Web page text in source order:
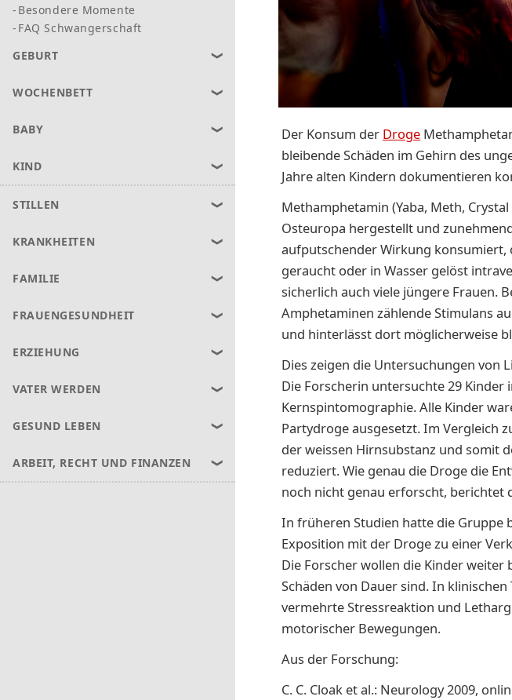
Besondere Momente
FAQ Schwangerschaft
GEBURT
WOCHENBETT
BABY
KIND
STILLEN
KRANKHEITEN
FAMILIE
FRAUENGESUNDHEIT
ERZIEHUNG
VATER WERDEN
GESUND LEBEN
ARBEIT, RECHT UND FINANZEN
Der Konsum der Droge
bleibende Schäden im Gehirn des
Jahre alten Kindern dokumentieren
Methamphetamin (Yaba, Meth,
Osteuropa hergestellt und
aufputschender Wirkung konsumiert,
geraucht oder in Wasser gelöst
sicherlich auch viele jüngere Frauen.
Amphetaminen zählende Stimulans
und hinterlässt dort möglicherweise
Dies zeigen die Untersuchungen von
Die Forscherin untersuchte 29 Kinder
Kernspintomographie. Alle Kinder
Partydroge ausgesetzt. Im Vergleich
der weissen Hirnsubstanz und somit
reduziert. Wie genau die Droge die
noch nicht genau erforscht, berichtet
In früheren Studien hatte die Gruppe
Exposition mit der Droge zu einer
Die Forscher wollen die Kinder
Schäden von Dauer sind. In
vermehrte Stressreaktion und
motorischer Bewegungen.
Aus der Forschung:
C. C. Cloak et al.: Neurology 2009,